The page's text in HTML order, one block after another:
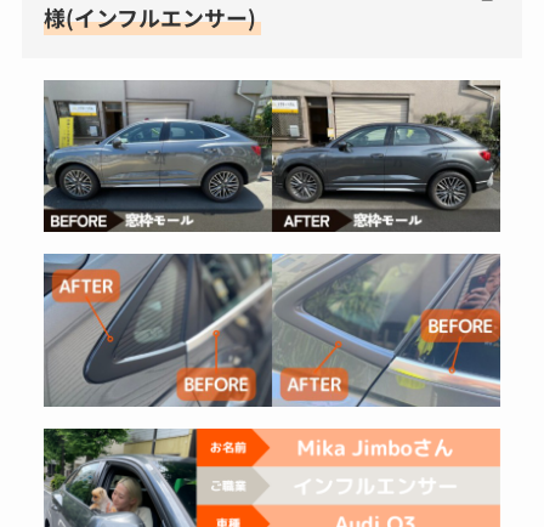
様(インフルエンサー)